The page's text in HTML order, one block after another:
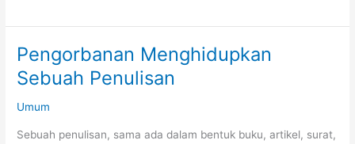
Adalah
‘Syurga’
Penulis
Dalam
yang
Sibuk
Pengorbanan Menghidupkan
Sebuah Penulisan
Umum
Sebuah penulisan, sama ada dalam bentuk buku, artikel, surat,